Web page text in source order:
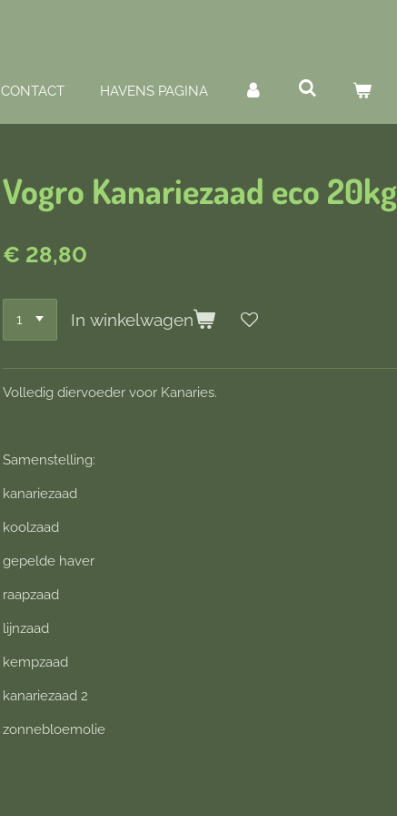
CONTACT HAVENS PAGINA
Vogro Kanariezaad eco 20kg
€ 28,80
In winkelwagen
Volledig diervoeder voor Kanaries.
Samenstelling:
kanariezaad
koolzaad
gepelde haver
raapzaad
lijnzaad
kempzaad
kanariezaad 2
zonnebloemolie